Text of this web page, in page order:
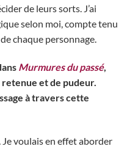
de leurs sorts. J’ai
selon moi, compte tenu
chaque personnage.
Murmures du passé,
retenue et de pudeur.
à travers cette
voulais en effet aborder